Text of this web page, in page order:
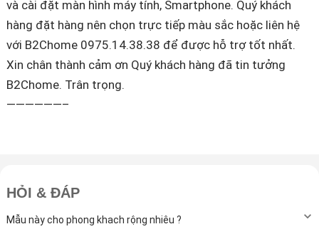
và cài đặt màn hình máy tính, Smartphone. Quý khách
hàng đặt hàng nên chọn trực tiếp màu sắc hoặc liên hệ
với B2Chome 0975.14.38.38 để được hỗ trợ tốt nhất.
Xin chân thành cảm ơn Quý khách hàng đã tin tưởng
B2Chome. Trân trọng.
——————–
HỎI & ĐÁP
Mẫu này cho phong khach rộng nhiêu ?